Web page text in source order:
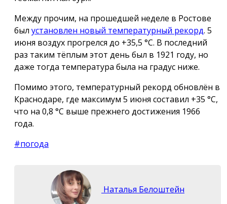
Между прочим, на прошедшей неделе в Ростове
был установлен новый температурный рекорд. 5
июня воздух прогрелся до +35,5 °С. В последний
раз таким тёплым этот день был в 1921 году, но
даже тогда температура была на градус ниже.
Помимо этого, температурный рекорд обновлён в
Краснодаре, где максимум 5 июня составил +35 °С,
что на 0,8 °С выше прежнего достижения 1966
года.
#погода
Наталья Белоштейн